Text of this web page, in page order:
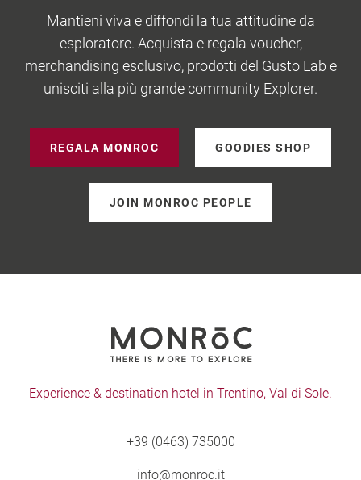
Mantieni viva e diffondi la tua attitudine da
esploratore. Acquista e regala voucher,
merchandising esclusivo, prodotti del Gusto Lab e
unisciti alla più grande community Explorer.
REGALA MONROC GOODIES SHOP
JOIN MONROC PEOPLE
Experience & destination hotel in Trentino, Val di Sole.
+39 (0463) 735000
info@monroc.it